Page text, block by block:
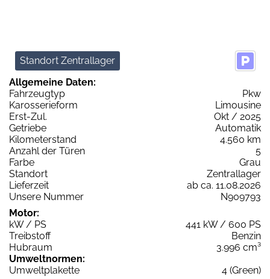
Standort Zentrallager
Allgemeine Daten:
Fahrzeugtyp
Pkw
Karosserieform
Limousine
Erst-Zul.
Okt / 2025
Getriebe
Automatik
Kilometerstand
4.560 km
Anzahl der Türen
5
Farbe
Grau
Standort
Zentrallager
Lieferzeit
ab ca. 11.08.2026
Unsere Nummer
N909793
Motor:
kW / PS
441 kW / 600 PS
Treibstoff
Benzin
Hubraum
3.996 cm³
Umweltnormen:
Umweltplakette
4 (Green)